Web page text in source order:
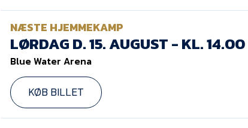
NÆSTE HJEMMEKAMP
LØRDAG D. 15. AUGUST - KL. 14.00
Blue Water Arena
KØB BILLET